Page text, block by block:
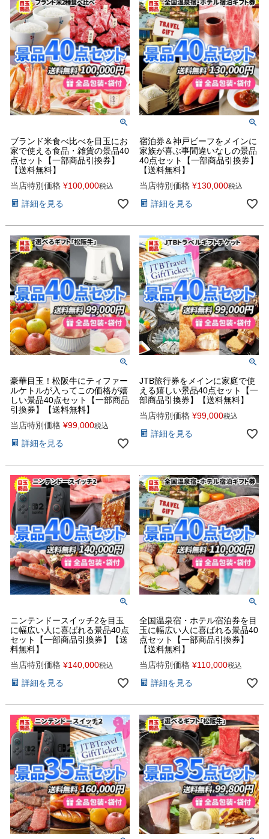
ブランド米食べ比べを目玉にお
家で使える食品・雑貨の景品40
点セット【一部商品引換券】
【送料無料】
当店特別価格 ¥100,000税込
詳細を見る
宿泊券＆神戸ビーフをメインに
家族が喜ぶ事間違いなしの景品
40点セット【一部商品引換券】
【送料無料】
当店特別価格 ¥130,000税込
詳細を見る
豪華目玉！松阪牛にティファー
ルケトルが入ってこの価格が嬉
しい景品40点セット【一部商品
引換券】【送料無料】
当店特別価格 ¥99,000税込
詳細を見る
JTB旅行券をメインに家庭で使
える嬉しい景品40点セット【一
部商品引換券】【送料無料】
当店特別価格 ¥99,000税込
詳細を見る
ニンテンドースイッチ2を目玉
に幅広い人に喜ばれる景品40点
セット【一部商品引換券】【送
料無料】
当店特別価格 ¥140,000税込
詳細を見る
全国温泉宿・ホテル宿泊券を目
玉に幅広い人に喜ばれる景品40
点セット【一部商品引換券】
【送料無料】
当店特別価格 ¥110,000税込
詳細を見る